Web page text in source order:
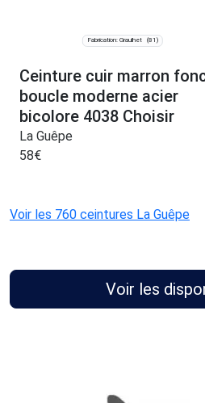
Fabrication: Graulhet (81)
Ceinture cuir marron
boucle moderne acier
bicolore 4038 Choisir
La Guêpe
58€
Voir les 760 ceintures La Guêpe
Voir les